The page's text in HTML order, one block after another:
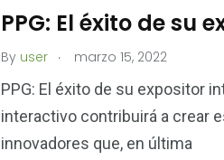
PPG: El éxito de su
By user . marzo 15, 2022
PPG: El éxito de su expositor
interactivo contribuirá a crear
innovadores que, en última